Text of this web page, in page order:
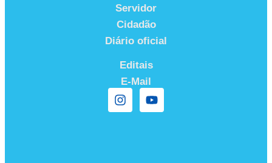
Servidor
Cidadão
Diário oficial
Editais
E-Mail